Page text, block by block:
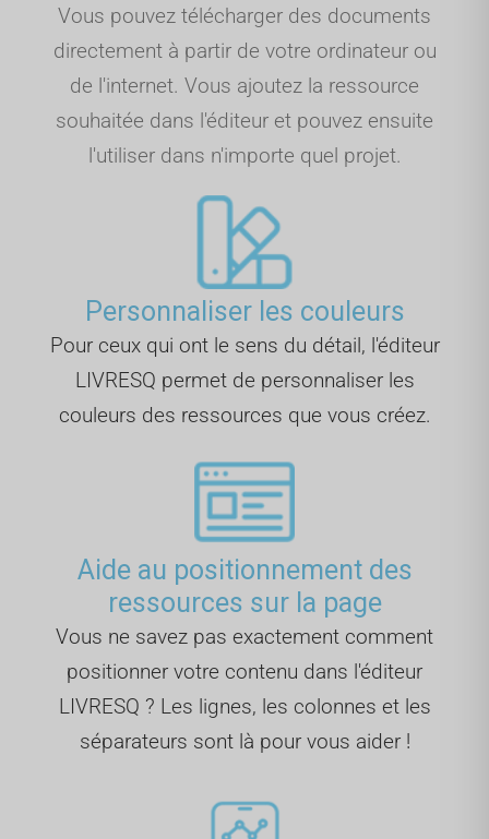
Vous pouvez télécharger des documents
directement à partir de votre ordinateur ou
de l'internet. Vous ajoutez la ressource
souhaitée dans l'éditeur et pouvez ensuite
l'utiliser dans n'importe quel projet.
Personnaliser les couleurs
Pour ceux qui ont le sens du détail, l'éditeur
LIVRESQ permet de personnaliser les
couleurs des ressources que vous créez.
Aide au positionnement des
ressources sur la page
Vous ne savez pas exactement comment
positionner votre contenu dans l'éditeur
LIVRESQ ? Les lignes, les colonnes et les
séparateurs sont là pour vous aider !